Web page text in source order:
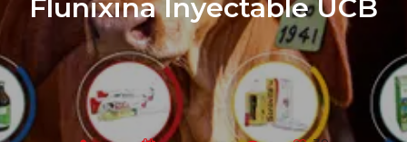
Flunixina Inyectable UCB